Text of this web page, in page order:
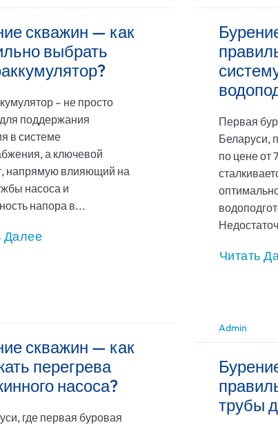
скважин — как
выбрать
– не просто
поддержания
в системе
а ключевой
напрямую влияющий на
насоса и
напора в...
Далее
Первая
Беларуси,
по цене от
Читать
скважин — как
перегрева
насоса?
где первая буровая
Admin
трубы